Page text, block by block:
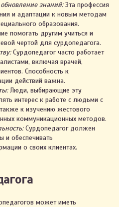
знаний:Эта профессия
и адаптации к новым методам
образования.
помогать другим учиться и
чертой для сурдопедагога.
Сурдопедагог часто работает
включая врачей,
Способность к
действий важна.
Люди, выбирающие эту
интерес к работе с людьми с
к изучению жестового
коммуникационных методов.
Сурдопедагог должен
и обеспечивать
о своих клиентах.
может иметь